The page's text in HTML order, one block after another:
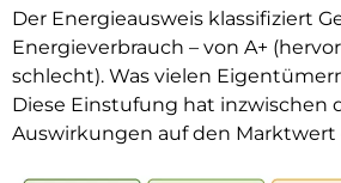
Der Energieausweis klassifiziert
Energieverbrauch – von A+
schlecht). Was vielen
Diese Einstufung hat inzwischen
Auswirkungen auf den